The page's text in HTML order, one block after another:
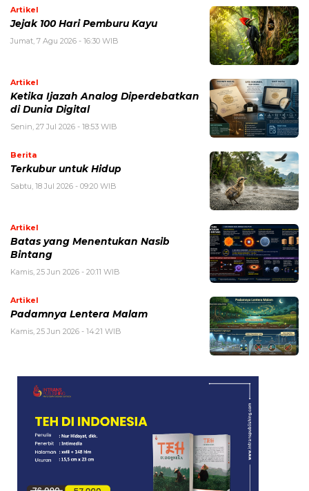
Artikel
Jejak 100 Hari Pemburu Kayu
Jumat, 7 Agu 2026 - 16:30 WIB
Artikel
Ketika Ijazah Analog Diperdebatkan
di Dunia Digital
Senin, 27 Jul 2026 - 18:53 WIB
Berita
Terkubur untuk Hidup
Sabtu, 18 Jul 2026 - 09:20 WIB
Artikel
Batas yang Menentukan Nasib
Bintang
Kamis, 25 Jun 2026 - 20:11 WIB
Artikel
Padamnya Lentera Malam
Kamis, 25 Jun 2026 - 14:21 WIB